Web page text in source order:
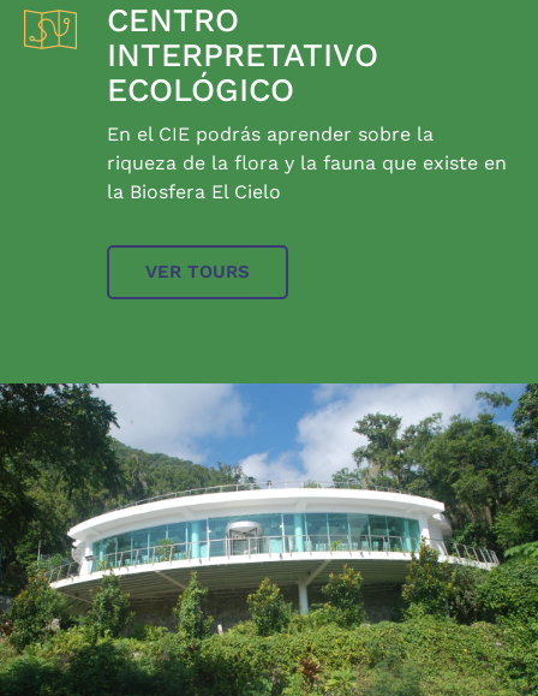
CENTRO
INTERPRETATIVO
ECOLÓGICO
En el CIE podrás aprender sobre la
riqueza de la flora y la fauna que existe en
la Biosfera El Cielo
VER TOURS